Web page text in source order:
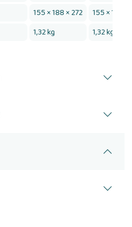
155 × 188 × 272
155 × 188 ×
1,32 kg 1,32 kg